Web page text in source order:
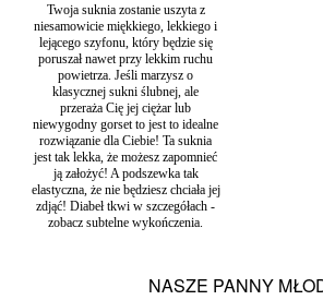
Twoja suknia zostanie uszyta z
niesamowicie miękkiego, lekkiego i
lejącego szyfonu, który będzie się
poruszał nawet przy lekkim ruchu
powietrza. Jeśli marzysz o
klasycznej sukni ślubnej, ale
przeraża Cię jej ciężar lub
niewygodny gorset to jest to idealne
rozwiązanie dla Ciebie! Ta suknia
jest tak lekka, że możesz zapomnieć
ją założyć! A podszewka tak
elastyczna, że nie będziesz chciała jej
zdjąć! Diabeł tkwi w szczegółach -
zobacz subtelne wykończenia.
NASZE PANNY